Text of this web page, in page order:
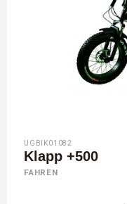
UGBIK01082
Klapp +500
FAHREN